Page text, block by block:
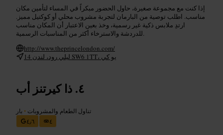
إذا كنت مع مجموعة صغيرة، حاول الحضور مبكراً في المساء لتأمين مكان
مناسب. اطلب توصية من البارمان لتجربة مشروب محلي أو كوكتيل مميز.
ارتدِ ملابس ذكية غير رسمية، وخذ بعين الاعتبار أن المكان مناسب
للدردشة والاسترخاء أكثر من المناسبات الرسمية.
http://www.theprincelondon.com/
14 ليلي رود، لندن SW6 1TT، يو كي
ذا كيرتنز أب
تناول الطعام والمشروبات • بار
٤٫٦
٤